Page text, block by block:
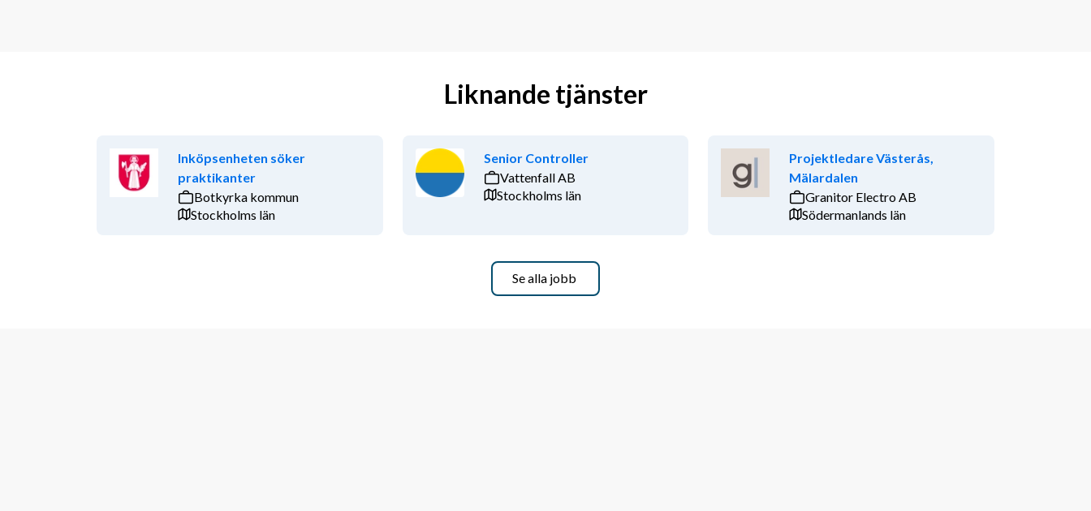
Liknande tjänster
Inköpsenheten söker
praktikanter
Botkyrka kommun
Stockholms län
Senior Controller
Vattenfall AB
Stockholms län
Projektledare Västerås,
Mälardalen
Granitor Electro AB
Södermanlands län
Se alla jobb